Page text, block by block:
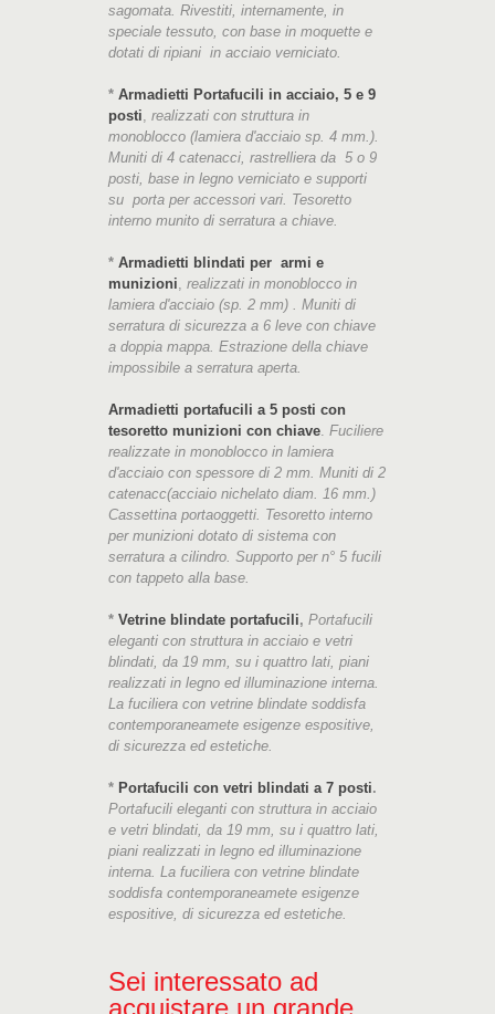
sagomata. Rivestiti, internamente, in
speciale tessuto, con base in moquette e
dotati di ripiani in acciaio verniciato.
* Armadietti Portafucili in acciaio, 5 e 9
posti realizzati con struttura in
monoblocco (lamiera d'acciaio sp. 4 mm.).
Muniti di 4 catenacci, rastrelliera da 5 o 9
posti, base in legno verniciato e supporti
su porta per accessori vari. Tesoretto
interno munito di serratura a chiave.
* Armadietti blindati per armi e
munizioni realizzati in monoblocco in
lamiera d'acciaio (sp. 2 mm) . Muniti di
serratura di sicurezza a 6 leve con chiave
a doppia mappa. Estrazione della chiave
impossibile a serratura aperta.
Armadietti portafucili a 5 posti con
tesoretto munizioni con chiave Fuciliere
realizzate in monoblocco in lamiera
d'acciaio con spessore di 2 mm. Muniti di 2
catenacc(acciaio nichelato diam. 16 mm.)
Cassettina portaoggetti. Tesoretto interno
per munizioni dotato di sistema con
serratura a cilindro. Supporto per n° 5 fucili
con tappeto alla base.
* Vetrine blindate portafucili, Portafucili
eleganti con struttura in acciaio e vetri
blindati, da 19 mm, su i quattro lati, piani
realizzati in legno ed illuminazione interna.
La fuciliera con vetrine blindate soddisfa
contemporaneamete esigenze espositive,
di sicurezza ed estetiche.
* Portafucili con vetri blindati a 7 posti.
Portafucili eleganti con struttura in acciaio
e vetri blindati, da 19 mm, su i quattro lati,
piani realizzati in legno ed illuminazione
interna. La fuciliera con vetrine blindate
soddisfa contemporaneamete esigenze
espositive, di sicurezza ed estetiche.
Sei interessato ad
acquistare un grande